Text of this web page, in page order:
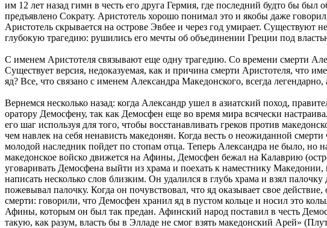
им 12 лет назад гимн в честь его друга Гермия, где последний будто бы
предъявлено Сократу. Аристотель хорошо понимал это и якобы даже
Аристотель скрывается на острове Эвбее и через год умирает. Существуют
глубокую трагедию: рушились его мечты об объединении Греции под
С именем Аристотеля связывают еще одну трагедию. Со времени смерти
Существует версия, недоказуемая, как и причина смерти Аристотеля,
яд? Все, что связано с именем Александра Македонского, всегда
Вернемся несколько назад: когда Александр ушел в азиатский поход,
оратору Демосфену, так как Демосфен еще во время мира всячески
его шаг используя для того, чтобы восстанавливать греков против
чем навлек на себя ненависть македонян. Когда весть о неожиданной
молодой наследник пойдет по стопам отца. Теперь Александра не было, но
македонское войско движется на Афины, Демосфен бежал на Калаврию
уговаривать Демосфена выйти из храма и поехать к наместнику
написать несколько слов близким. Он удалился в глубь храма и взял
пожевывал палочку. Когда он почувствовал, что яд оказывает свое
смерти: говорили, что Демосфен хранил яд в пустом кольце и носил это
Афины, которым он был так предан. Афинский народ поставил в честь
такую, как разум, власть бы в Элладе не смог взять македонский Арей»